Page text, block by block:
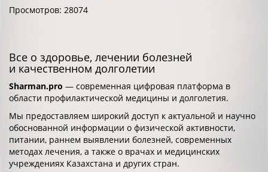
Просмотров: 28074
Все о здоровье, лечении болезней
и качественном долголетии
Sharman.pro — современная цифровая платформа в
области профилактической медицины и долголетия.
Мы предоставляем широкий доступ к актуальной и научно
обоснованной информации о физической активности,
питании, раннем выявлении болезней, современных
методах лечения, а также о врачах и медицинских
учреждениях Казахстана и других стран.